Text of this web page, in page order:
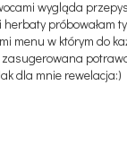
wygląda
próbowałam
menu w którym do
zasugerowana
dla mnie rewelacja:)